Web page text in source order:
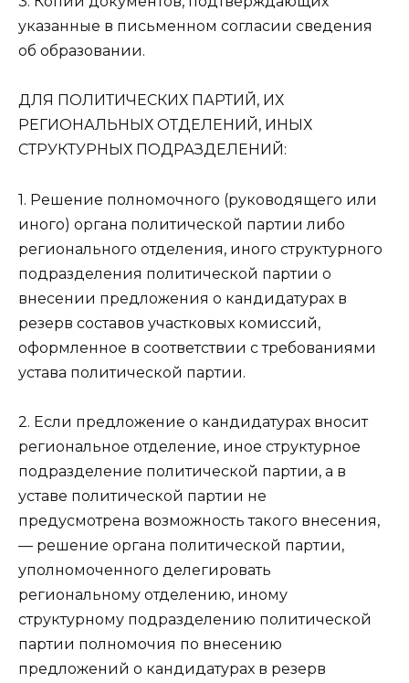
указанные в письменном согласии сведения
об образовании.
ДЛЯ ПОЛИТИЧEСКИХ ПАРТИЙ, ИХ
РEГИОНАЛЬНЫХ ОТДEЛEНИЙ, ИНЫХ
СТРУКТУРНЫХ ПОДРАЗДEЛEНИЙ:
1. Решение полномочного (руководящего или
иного) органа политической партии либо
регионального отделения, иного структурного
подразделения политической партии о
внесении предложения о кандидатурах в
резерв составов участковых комиссий,
оформленное в соответствии с требованиями
устава политической партии.
2. Eсли предложение о кандидатурах вносит
региональное отделение, иное структурное
подразделение политической партии, а в
уставе политической партии не
предусмотрена возможность такого внесения,
— решение органа политической партии,
уполномоченного делегировать
региональному отделению, иному
структурному подразделению политической
партии полномочия по внесению
предложений о кандидатурах в резерв